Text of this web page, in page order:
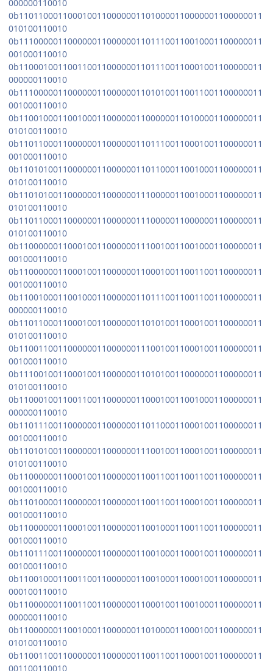
000000110010
0b11011000110001001100000011010000110000001100000011
010100110010
0b11100000110000001100000011011100110010001100000011
001000110010
0b11000100110011001100000011011100110001001100000011
000000110010
0b11100000110000001100000011010100110011001100000011
001000110010
0b11001000110010001100000011000000110100001100000011
010100110010
0b11011000110000001100000011011100110001001100000011
001000110010
0b11010100110000001100000011011000110010001100000011
010100110010
0b11010100110000001100000011100000110010001100000011
010100110010
0b11011000110000001100000011100000110000001100000011
010100110010
0b11000000110001001100000011100100110010001100000011
001000110010
0b11000000110001001100000011000100110011001100000011
001000110010
0b11001000110010001100000011011100110011001100000011
000000110010
0b11011000110001001100000011010100110001001100000011
010100110010
0b11001100110000001100000011100100110001001100000011
001000110010
0b11100100110001001100000011010100110000001100000011
010100110010
0b11000100110011001100000011000100110010001100000011
000000110010
0b11011100110000001100000011011000110001001100000011
001000110010
0b11010100110000001100000011100100110001001100000011
010100110010
0b11000000110001001100000011001100110011001100000011
001000110010
0b11010000110000001100000011001100110001001100000011
001000110010
0b11000000110001001100000011001000110011001100000011
001000110010
0b11011100110000001100000011001000110001001100000011
001000110010
0b11001000110011001100000011001000110001001100000011
000100110010
0b11000000110011001100000011000100110010001100000011
000000110010
0b11000000110010001100000011010000110001001100000011
010100110010
0b11001100110000001100000011001100110001001100000011
001100110010